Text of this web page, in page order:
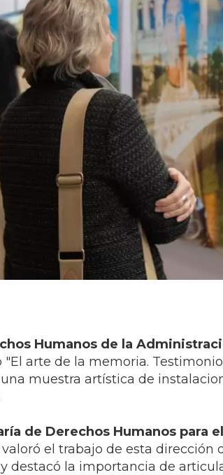
Humanos de la
arte de la memoria.
muestra artística de
de Derechos Humanos para
el trabajo de esta dirección
destacó la importancia de